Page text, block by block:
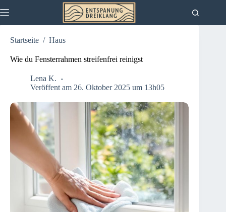
Inhalt
Startseite / Haus
Wie du Fensterrahmen streifenfrei reinigst
Lena K.
Veröffent am 26. Oktober 2025 um 13h05